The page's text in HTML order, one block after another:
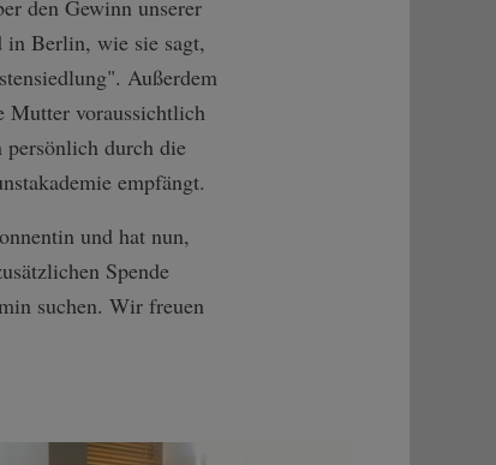
den Gewinn unserer
in Berlin, wie sie sagt,
Außerdem
Mutter voraussichtlich
durch die
empfängt.
und hat nun,
Spende
suchen. Wir freuen